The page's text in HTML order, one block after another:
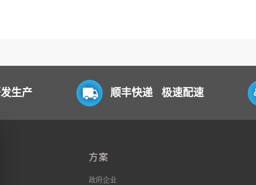
生产 顺丰快递 极速配速
方案
政府企业